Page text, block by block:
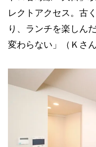
レクトアクセス。古
り、ランチを楽しん
変わらない」（Ｋさ